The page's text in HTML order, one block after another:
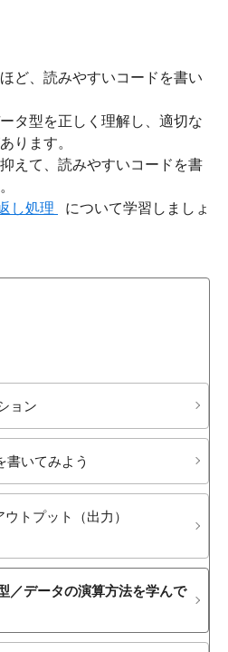
ョン
書いてみよう
トプット​（出力）
／データの​演算方​法を​学んで​
ど、読みやすいコードを書い
タ型を正しく理解し、適切な
ります。
えて、読みやすいコードを書
し処理
について学習しましょ